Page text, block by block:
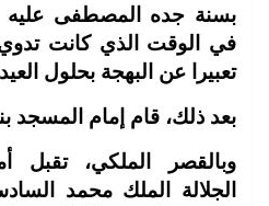
بسنة جده المصطفى عليه
في الوقت الذي كانت
تعبيرا عن البهجة بحلول
بعد ذلك، قام إمام المسجد
وبالقصر الملكي، تقبل
الجلالة الملك محمد